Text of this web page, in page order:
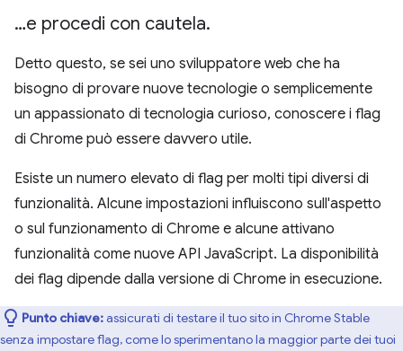
…e procedi con cautela.
Detto questo, se sei uno sviluppatore web che ha
bisogno di provare nuove tecnologie o semplicemente
un appassionato di tecnologia curioso, conoscere i flag
di Chrome può essere davvero utile.
Esiste un numero elevato di flag per molti tipi diversi di
funzionalità. Alcune impostazioni influiscono sull'aspetto
o sul funzionamento di Chrome e alcune attivano
funzionalità come nuove API JavaScript. La disponibilità
dei flag dipende dalla versione di Chrome in esecuzione.
Punto chiave:assicurati di testare il tuo sito in Chrome Stable
senza impostare flag, come lo sperimentano la maggior parte dei tuoi